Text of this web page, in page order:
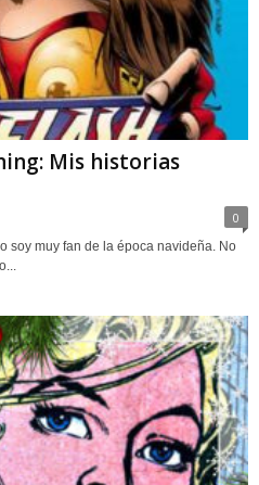
Mis historias
0
soy muy fan de la época navideña. No